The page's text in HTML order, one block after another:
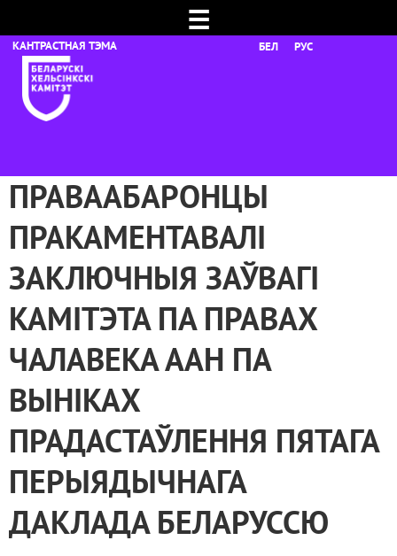
☰
БЕЛ РУС
ПРАВААБАРОНЦЫ
ПРАКАМЕНТАВАЛІ
ЗАКЛЮЧНЫЯ ЗАЎВАГІ
КАМІТЭТА ПА ПРАВАХ
ЧАЛАВЕКА ААН ПА
ВЫНІКАХ
ПРАДАСТАЎЛЕННЯ ПЯТАГА
ПЕРЫЯДЫЧНАГА
ДАКЛАДА БЕЛАРУССЮ